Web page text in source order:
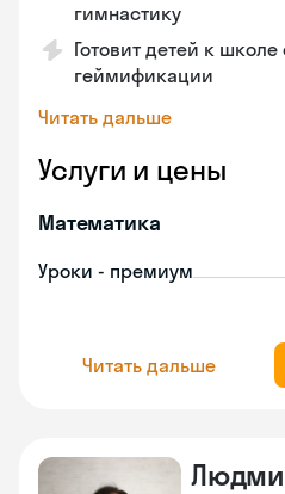
гимнастику
Готовит детей к
геймификации
Читать дальше
Услуги и цены
Математика
Уроки - премиум
Читать дальше